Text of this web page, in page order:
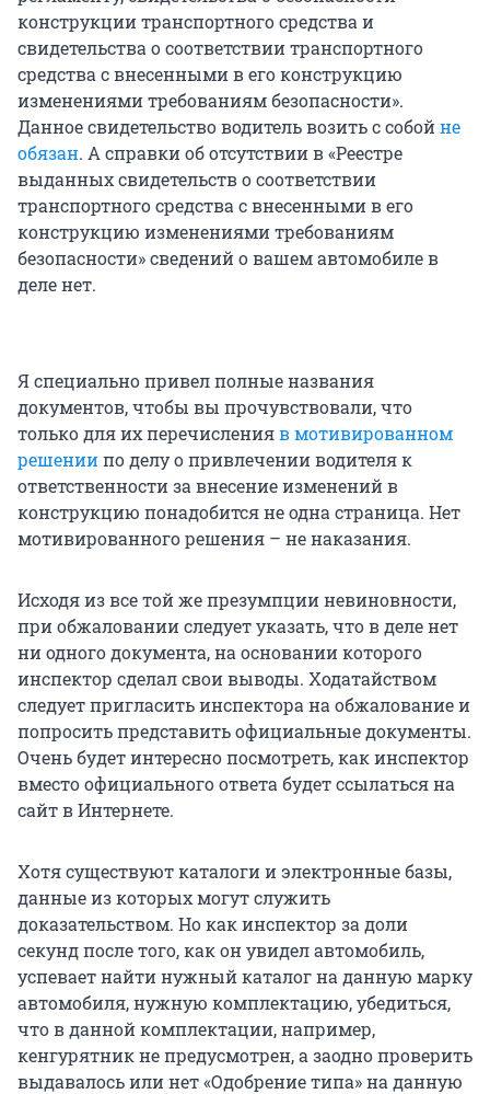
конструкции транспортного средства и
свидетельства о соответствии транспортного
средства с внесенными в его конструкцию
изменениями требованиям безопасности».
Данное свидетельство водитель возить с собойне
обязан. А справки об отсутствии в «Реестре
выданных свидетельств о соответствии
транспортного средства с внесенными в его
конструкцию изменениями требованиям
безопасности» сведений о вашем автомобиле в
деле нет.
Я специально привел полные названия
документов, чтобы вы прочувствовали, что
только для их перечисленияв мотивированном
решениипо делу о привлечении водителя к
ответственности за внесение изменений в
конструкцию понадобится не одна страница. Нет
мотивированного решения – не наказания.
Исходя из все той же презумпции невиновности,
при обжаловании следует указать, что в деле нет
ни одного документа, на основании которого
инспектор сделал свои выводы. Ходатайством
следует пригласить инспектора на обжалование и
попросить представить официальные документы.
Очень будет интересно посмотреть, как инспектор
вместо официального ответа будет ссылаться на
сайт в Интернете.
Хотя существуют каталоги и электронные базы,
данные из которых могут служить
доказательством. Но как инспектор за доли
секунд после того, как он увидел автомобиль,
успевает найти нужный каталог на данную марку
автомобиля, нужную комплектацию, убедиться,
что в данной комплектации, например,
кенгурятник не предусмотрен, а заодно проверить
выдавалось или нет «Одобрение типа» на данную